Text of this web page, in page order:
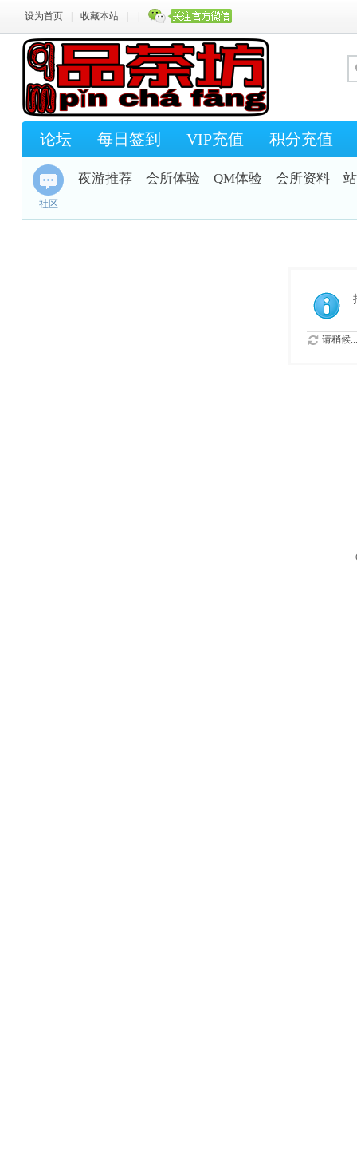
设为首页 收藏本站
论坛 每日签到 VIP充值 积分充值
社区
夜游推荐 会所体验 QM体验 会所资料
请稍候...